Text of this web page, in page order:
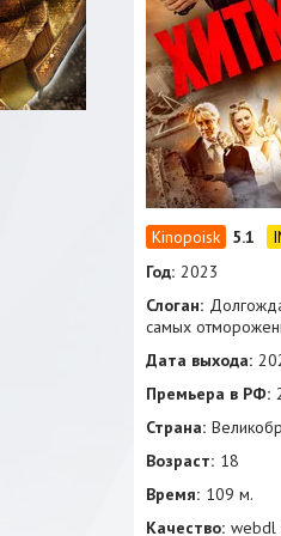
5.1
Год: 2023
Слоган:
самых
Дата выхода:
Премьера в РФ:
Страна:
Возраст: 18
Время: 109 м.
Качество: